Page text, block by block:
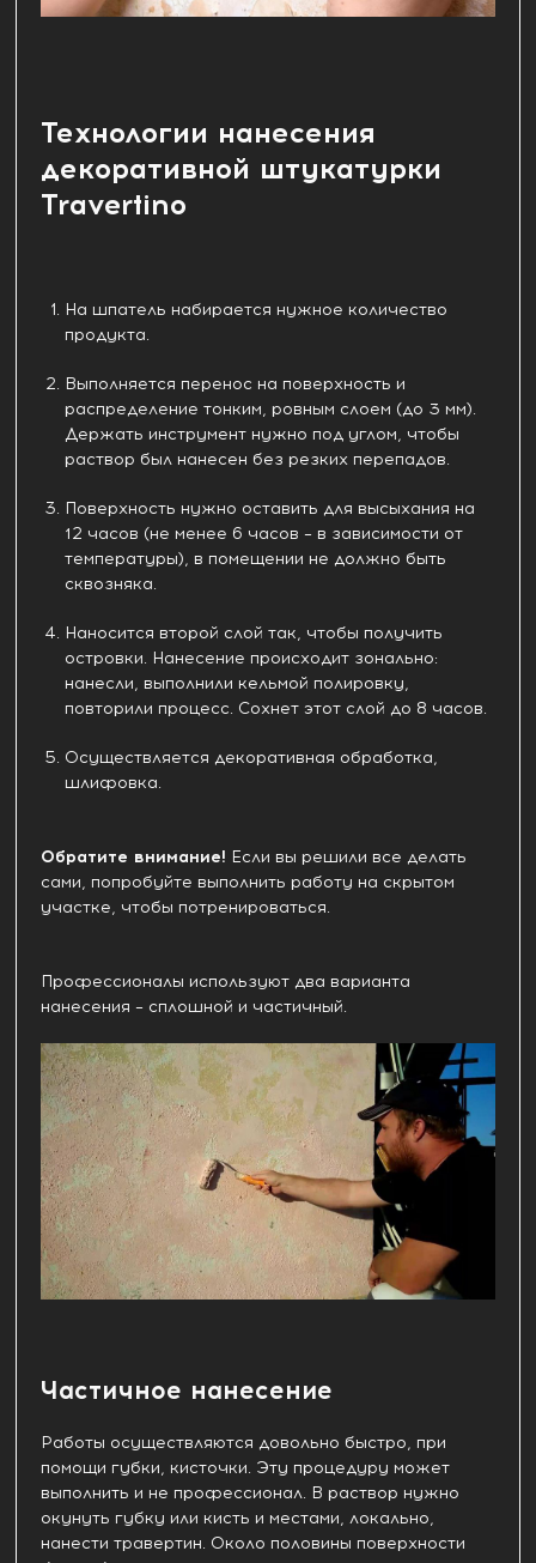
Технологии нанесения
декоративной штукатурки
Travertino
На шпатель набирается нужное количество
продукта.
Выполняется перенос на поверхность и
распределение тонким, ровным слоем (до 3 мм).
Держать инструмент нужно под углом, чтобы
раствор был нанесен без резких перепадов.
Поверхность нужно оставить для высыхания на
12 часов (не менее 6 часов – в зависимости от
температуры), в помещении не должно быть
сквозняка.
Наносится второй слой так, чтобы получить
островки. Нанесение происходит зонально:
нанесли, выполнили кельмой полировку,
повторили процесс. Сохнет этот слой до 8 часов.
Осуществляется декоративная обработка,
шлифовка.
Обратите внимание! Если вы решили все делать
сами, попробуйте выполнить работу на скрытом
участке, чтобы потренироваться.
Профессионалы используют два варианта
нанесения – сплошной и частичный.
Частичное нанесение
Работы осуществляются довольно быстро, при
помощи губки, кисточки. Эту процедуру может
выполнить и не профессионал. В раствор нужно
окунуть губку или кисть и местами, локально,
нанести травертин. Около половины поверхности